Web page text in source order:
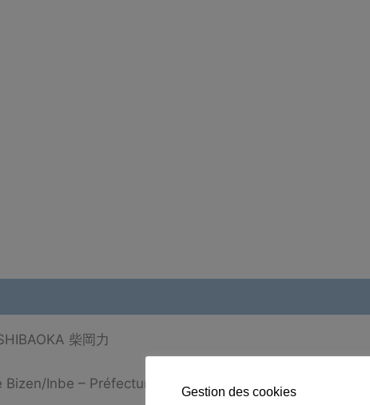
柴岡力
Inbe – Préfecture d’Okayama – Région du Chūgoku
Gestion des cookies